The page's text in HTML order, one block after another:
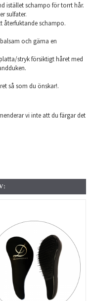
istället schampo för torrt hår.
sulfater.
återfuktande schampo.
och gärna en
stryk försiktigt håret med
så som du önskar!.
vi inte att du färgar det